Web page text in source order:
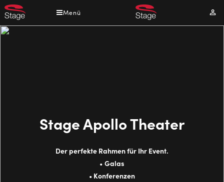
Direkt
zum
Inhalt
Menü
Stage Apollo Theater
Der perfekte Rahmen für Ihr Event.
• Galas
• Konferenzen